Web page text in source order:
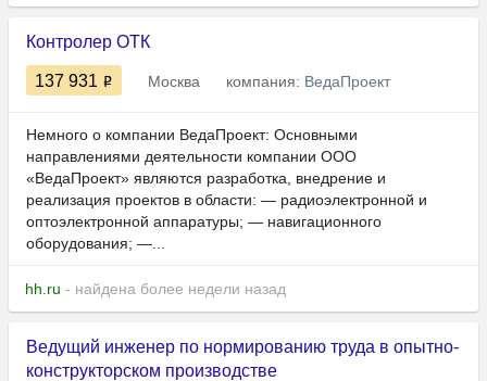
Контролер ОТК
137 931 Москва компания: ВедаПроект
Немного о компании ВедаПроект: Основными
направлениями деятельности компании ООО
«ВедаПроект» являются разработка, внедрение и
реализация проектов в области: — радиоэлектронной и
оптоэлектронной аппаратуры; — навигационного
оборудования; —...
hh.ru - найдена более недели назад
Ведущий инженер по нормированию труда в опытно-
конструкторском производстве